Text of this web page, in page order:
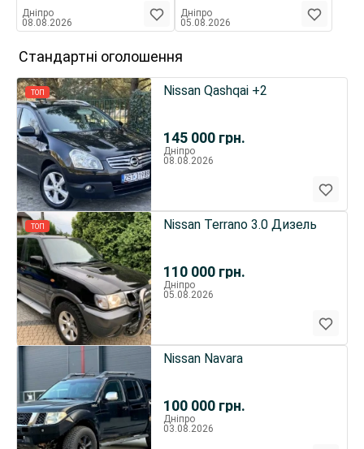
Дніпро
08.08.2026
Дніпро
05.08.2026
Стандартні оголошення
ТОП
145 000 грн.
Nissan Qashqai +2
Дніпро
08.08.2026
ТОП
110 000 грн.
Nissan Terrano 3.0 Дизель
Дніпро
05.08.2026
100 000 грн.
Nissan Navara
Дніпро
03.08.2026